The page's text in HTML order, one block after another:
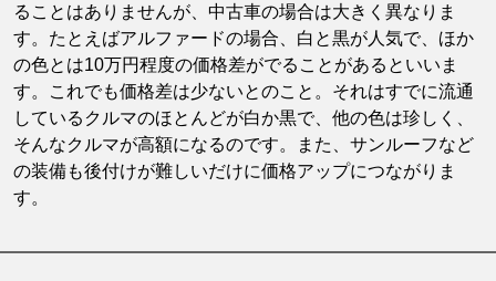
ることはありませんが、中古車の場合は大きく異なりま
す。たとえばアルファードの場合、白と黒が人気で、ほか
の色とは10万円程度の価格差がでることがあるといいま
す。これでも価格差は少ないとのこと。それはすでに流通
しているクルマのほとんどが白か黒で、他の色は珍しく、
そんなクルマが高額になるのです。また、サンルーフなど
の装備も後付けが難しいだけに価格アップにつながりま
す。